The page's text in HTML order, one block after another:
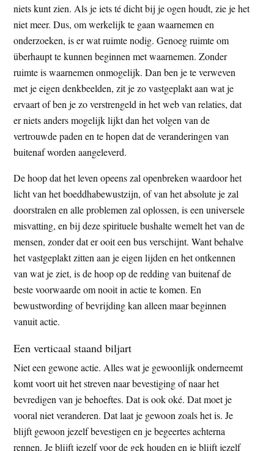
niets kunt zien. Als je iets té dicht bij je ogen houdt, zie je het
niet meer. Dus, om werkelijk te gaan waarnemen en
onderzoeken, is er wat ruimte nodig. Genoeg ruimte om
überhaupt te kunnen beginnen met waarnemen. Zonder
ruimte is waarnemen onmogelijk. Dan ben je te verweven
met je eigen denkbeelden, zit je zo vastgeplakt aan wat je
ervaart of ben je zo verstrengeld in het web van relaties, dat
er niets anders mogelijk lijkt dan het volgen van de
vertrouwde paden en te hopen dat de veranderingen van
buitenaf worden aangeleverd.
De hoop dat het leven opeens zal openbreken waardoor het
licht van het boeddhabewustzijn, of van het absolute je zal
doorstralen en alle problemen zal oplossen, is een universele
misvatting, en bij deze spirituele bushalte wemelt het van de
mensen, zonder dat er ooit een bus verschijnt. Want behalve
het vastgeplakt zitten aan je eigen lijden en het ontkennen
van wat je ziet, is de hoop op de redding van buitenaf de
beste voorwaarde om nooit in actie te komen. En
bewustwording of bevrijding kan alleen maar beginnen
vanuit actie.
Een verticaal staand biljart
Niet een gewone actie. Alles wat je gewoonlijk onderneemt
komt voort uit het streven naar bevestiging of naar het
bevredigen van je behoeftes. Dat is ook oké. Dat moet je
vooral niet veranderen. Dat laat je gewoon zoals het is. Je
blijft gewoon jezelf bevestigen en je begeertes achterna
rennen. Je blijft jezelf voor de gek houden en je blijft jezelf